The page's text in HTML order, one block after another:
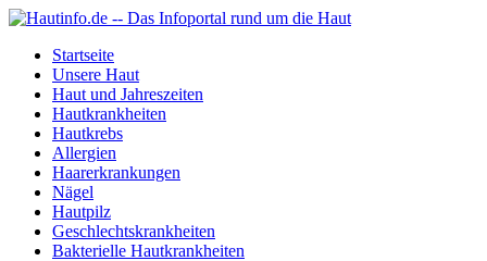
Startseite
Unsere Haut
Haut und Jahreszeiten
Hautkrankheiten
Hautkrebs
Allergien
Haarerkrankungen
Nägel
Hautpilz
Geschlechtskrankheiten
Bakterielle Hautkrankheiten